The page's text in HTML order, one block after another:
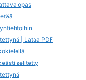
opas
| Lataa PDF
selitetty